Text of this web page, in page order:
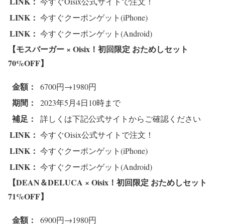
LINK： 今すぐクーポンゲット(iPhone)
LINK： 今すぐクーポンゲット(Android)
【モスバーガー × Oisix！初回限定 おためしセット
70%OFF】
金額： 6700円→1980円
期間： 2023年5月4日10時まで
補足： 詳しくは下記公式サイトからご確認ください
LINK： 今すぐOisix公式サイトで注文！
LINK： 今すぐクーポンゲット(iPhone)
LINK： 今すぐクーポンゲット(Android)
【DEAN＆DELUCA × Oisix！初回限定 おためしセット
71%OFF】
金額： 6900円→1980円